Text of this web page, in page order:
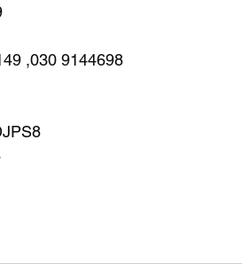
,030 9144698